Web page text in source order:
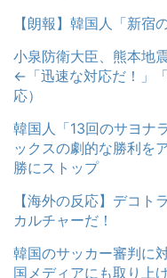
【朗報】韓国人「新宿
小泉防衛大臣、熊本地
←「迅速な対応だ！」
応）
韓国人「13回のサヨナ
ックスの劇的な勝利を
勝にストップ
【海外の反応】デコ
カルチャーだ！
韓国のサッカー審判に
国メディアにも取り上